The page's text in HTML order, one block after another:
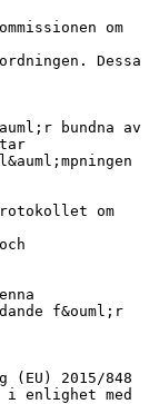
om
Dessa
bundna av
om
f&ouml;r
2015/848
i enlighet med